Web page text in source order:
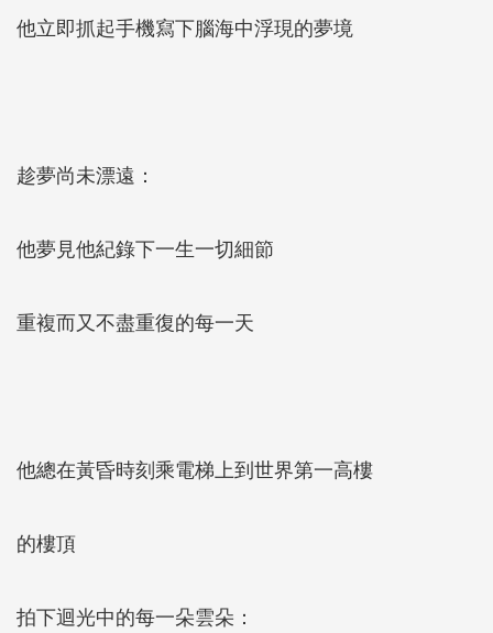
他立即抓起手機寫下腦海中浮現的夢境
趁夢尚未漂遠：
他夢見他紀錄下一生一切細節
重複而又不盡重復的每一天
他總在黃昏時刻乘電梯上到世界第一高樓
的樓頂
拍下迴光中的每一朵雲朵：